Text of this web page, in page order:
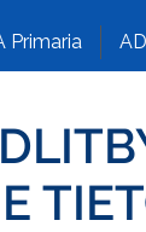
Primaria